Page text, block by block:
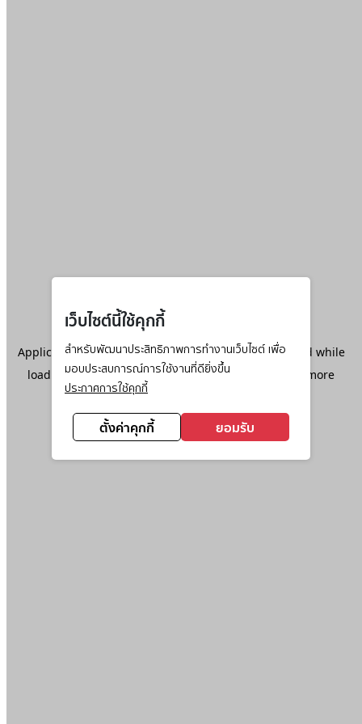
เว็บไซต์นี้ใช้คุกกี้
สำหรับพัฒนาประสิทธิภาพการทำงานเว็บไซต์ เพื่อ
มอบประสบการณ์การใช้งานที่ดียิ่งขึ้น
ประกาศการใช้คุกกี้
ตั้งค่าคุกกี้ ยอมรับ
Application error: aclient-side exception has occurred while
loadingwww.ktc.co.th(see the browser console
for more
information).